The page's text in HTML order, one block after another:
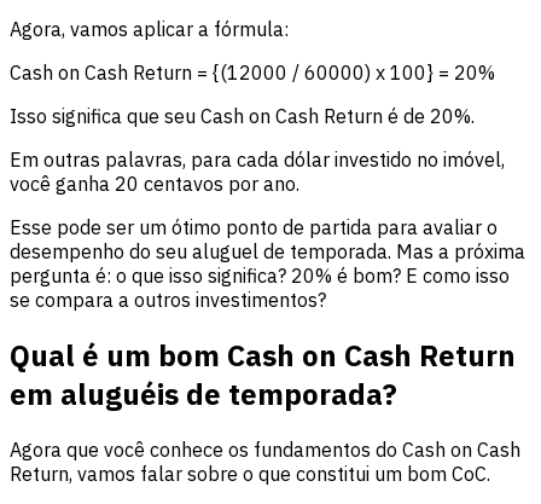
Agora, vamos aplicar a fórmula:
Cash on Cash Return = {(12000 / 60000) x 100} = 20%
Isso significa que seu Cash on Cash Return é de 20%.
Em outras palavras, para cada dólar investido no imóvel,
você ganha 20 centavos por ano.
Esse pode ser um ótimo ponto de partida para avaliar o
desempenho do seu aluguel de temporada. Mas a próxima
pergunta é: o que isso significa? 20% é bom? E como isso
se compara a outros investimentos?
Qual é um bom Cash on Cash Return
em aluguéis de temporada?
Agora que você conhece os fundamentos do Cash on Cash
Return, vamos falar sobre o que constitui um bom CoC.